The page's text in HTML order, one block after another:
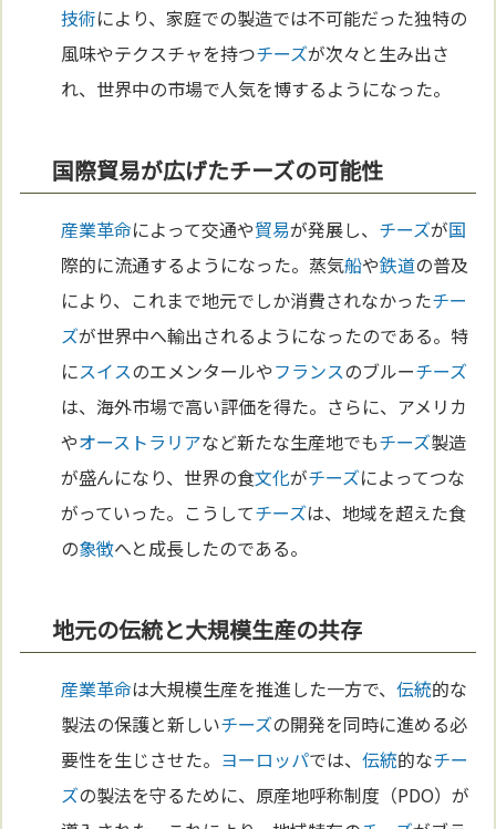
技術により、家庭での製造では不可能だった独特の
風味やテクスチャを持つチーズが次々と生み出さ
れ、世界中の市場で人気を博するようになった。
国際貿易が広げたチーズの可能性
産業革命によって交通や貿易が発展し、 チーズが国
際的に流通するようになった。蒸気船や鉄道の普及
により、これまで地元でしか消費されなかったチー
ズが世界中へ輸出されるようになったのである。特
にスイスのエメンタールやフランスのブルーチーズ
は、海外市場で高い評価を得た。さらに、アメリカ
やオーストラリアなど新たな生産地でもチーズ製造
が盛んになり、世界の食文化がチーズによってつな
がっていった。こうしてチーズは、地域を超えた食
の象徴へと成長したのである。
地元の伝統と大規模生産の共存
産業革命は大規模生産を推進した一方で、伝統的な
製法の保護と新しいチーズの開発を同時に進める必
要性を生じさせた。 ヨーロッパでは、伝統的なチー
ズの製法を守るために、原産地呼称制度（PDO）が